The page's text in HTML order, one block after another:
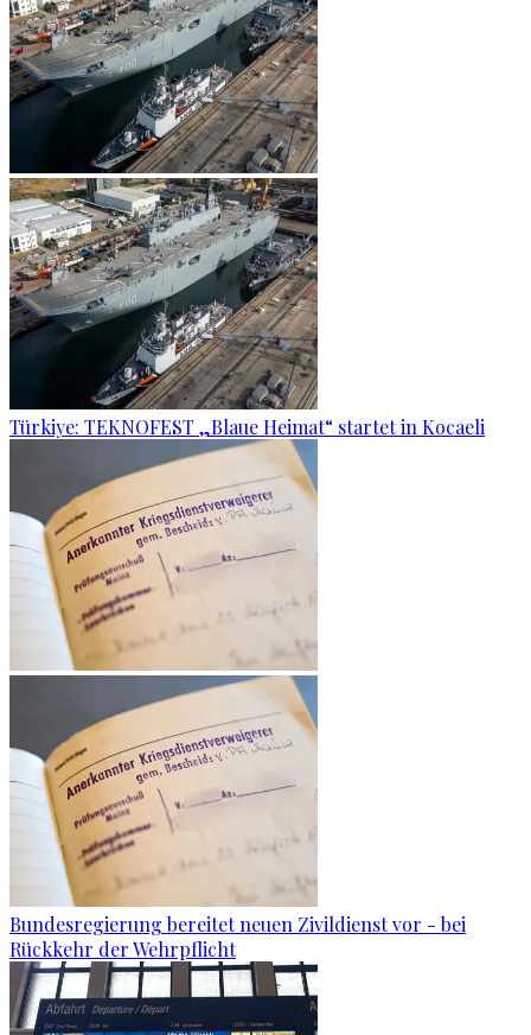
Türkiye: TEKNOFEST „Blaue Heimat“ startet in Kocaeli
Bundesregierung bereitet neuen Zivildienst vor - bei
Rückkehr der Wehrpflicht